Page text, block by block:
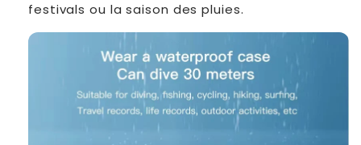
festivals ou la saison des pluies.